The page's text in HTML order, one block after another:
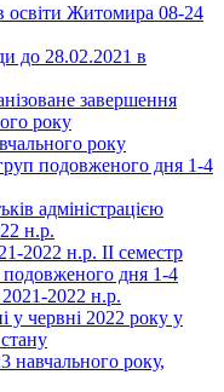
освіти Житомира 08-24
до 28.02.2021 в
завершення
року
року
подовженого дня 1-4
адміністрацією
н.р.
2022 н.р. ІІ семестр
дня 1-4
2021-2022 н.р.
у червні 2022 року у
навчального року,